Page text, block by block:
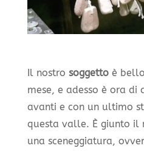
Il nostro soggettoè
mese, e adesso è ora di
avanti e con un ultimo
questa valle. È giunto il
una sceneggiatura,